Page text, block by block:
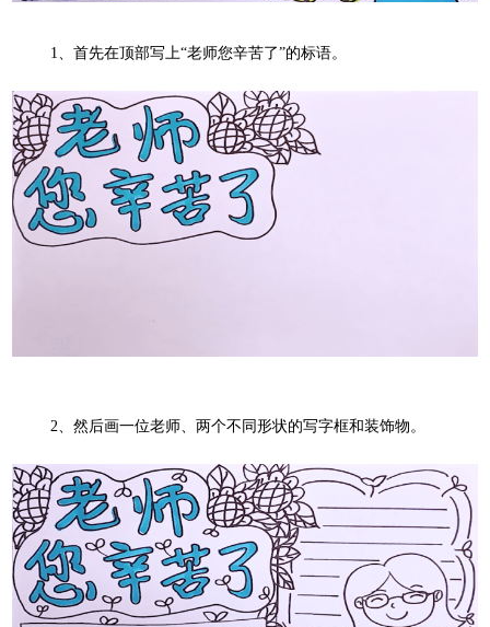
1、首先在顶部写上“老师您辛苦了”的标语。
2、然后画一位老师、两个不同形状的写字框和装饰物。